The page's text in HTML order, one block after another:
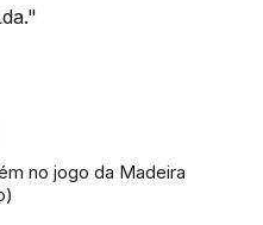
no jogo da Madeira